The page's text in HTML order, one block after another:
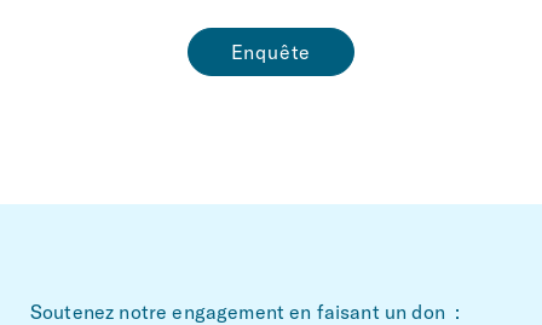
Enquête
Soutenez notre engagement en faisant un don :